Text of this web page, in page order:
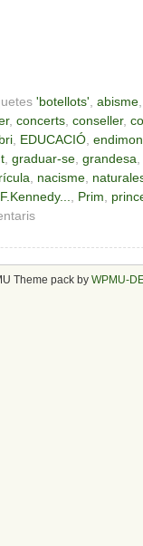
'botellots' abisme
, concerts conseller,
EDUCACIÓ
graduar-se grandesa
nacisme
Prim
Theme pack by WPMU-